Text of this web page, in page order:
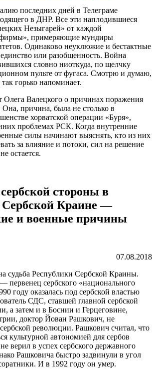
последних дней в Телеграме
в ДНР. Все эти наплодившиеся
Незыгарей» от каждой
примеряющие мундиры
Одинаково неуклюжие и бестактные
или разобщенность. Война
словно ниоткуда, по щелчку
пульте от фугаса. Смотрю и думаю,
горько напоминает.
Валецкого о причинах поражения
причина, была не столько в
хорватской операции «Буря»,
проблемах РСК. Когда внутренние
силы начинают выяснять, кто из них
за влияние и потоки, сил на решение
остается.
стороны в
Сербской Краине —
и военные причины
07.08.2018
судьба Республики Сербской Краины.
первенец сербского «национального
году оказалась под сербской властью
СДС, ставшей главной сербской
а затем и в Боснии и Герцеговине,
доктор Йован Рашкович, не
революции. Рашкович считал, что
культурной автономией для сербов
верил в успех сербского державного
Рашковича быстро задвинули в угол
И в 1992 году он умер.